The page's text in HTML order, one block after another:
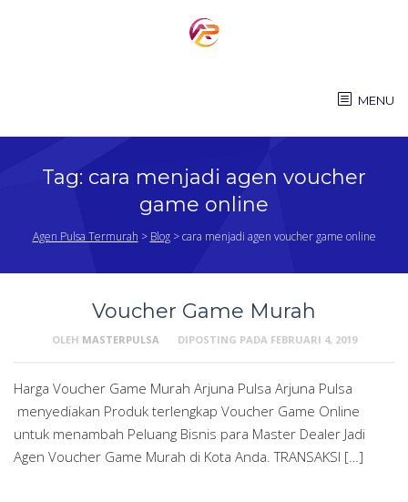
MENU
Tag: cara menjadi agen voucher
game online
Agen Pulsa Termurah > Blog>cara menjadi agen voucher game online
Voucher Game Murah
OLEH MASTERPULSA DIPOSTING PADA FEBRUARI 4, 2019
Harga Voucher Game Murah Arjuna Pulsa Arjuna Pulsa
menyediakan Produk terlengkap Voucher Game Online
untuk menambah Peluang Bisnis para Master Dealer Jadi
Agen Voucher Game Murah di Kota Anda. TRANSAKSI […]